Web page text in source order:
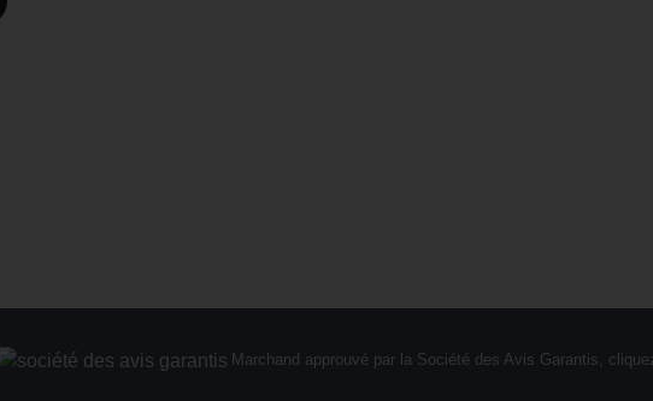
Marchand approuvé par la Société des Avis Garantis,